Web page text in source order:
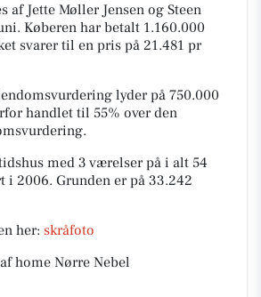
af Jette Møller Jensen og Steen
Køberen har betalt 1.160.000
svarer til en pris på 21.481 pr
lyder på 750.000
handlet til 55% over den
med 3 værelser på i alt 54
i 2006. Grunden er på 33.242
her: skråfoto
home Nørre Nebel